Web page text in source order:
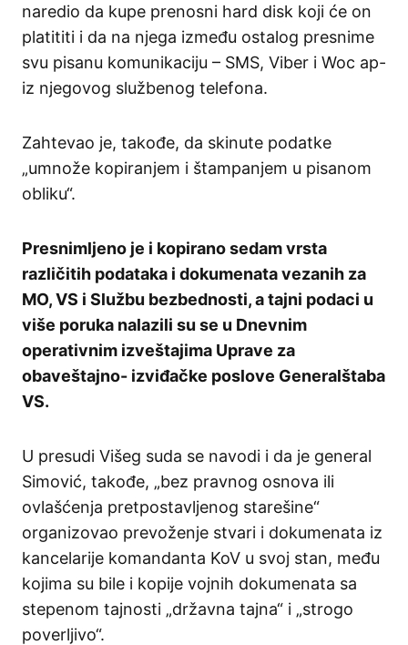
naredio da kupe prenosni hard disk koji će on
platititi i da na njega između ostalog presnime
svu pisanu komunikaciju – SMS, Viber i Woc ap-
iz njegovog službenog telefona.
Zahtevao je, takođe, da skinute podatke
„umnože kopiranjem i štampanjem u pisanom
obliku“.
Presnimljeno je i kopirano sedam vrsta
različitih podataka i dokumenata vezanih za
MO, VS i Službu bezbednosti, a tajni podaci u
više poruka nalazili su se u Dnevnim
operativnim izveštajima Uprave za
obaveštajno- izviđačke poslove Generalštaba
VS.
U presudi Višeg suda se navodi i da je general
Simović, takođe, „bez pravnog osnova ili
ovlašćenja pretpostavljenog starešine“
organizovao prevoženje stvari i dokumenata iz
kancelarije komandanta KoV u svoj stan, među
kojima su bile i kopije vojnih dokumenata sa
stepenom tajnosti „državna tajna“ i „strogo
poverljivo“.